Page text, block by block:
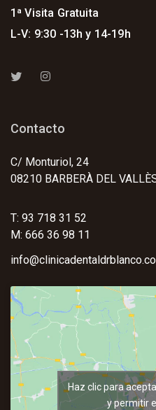
1ª Visita Gratuita
L-V: 9:30 -13h y 14-19h
Contacto
C/ Monturiol, 24
08210 BARBERÀ DEL
T: 93 718 31 52
M: 666 36 98 11
Haz clic para
y permitir